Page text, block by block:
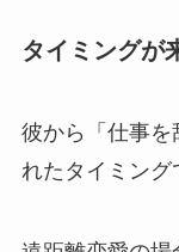
タイミングが
彼から「仕事を
れたタイミング